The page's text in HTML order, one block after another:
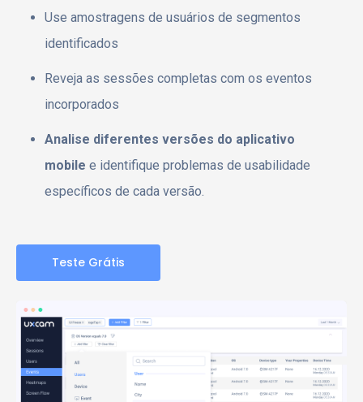
Use amostragens de usuários de segmentos
identificados
Reveja as sessões completas com os eventos
incorporados
Analise diferentes versões do aplicativo
mobile e identifique problemas de usabilidade
específicos de cada versão.
Teste Grátis